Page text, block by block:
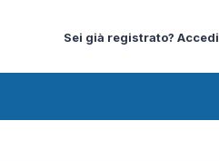
Sei già registrato? Accedi